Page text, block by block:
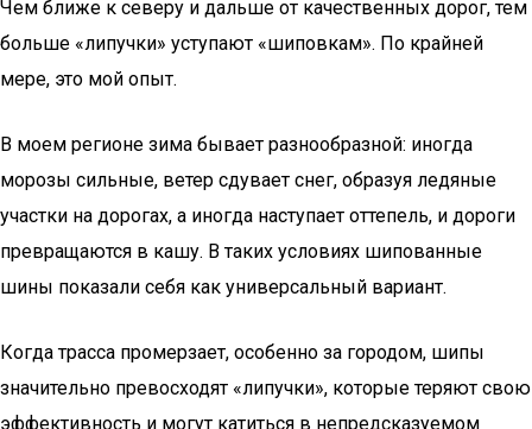
Чем ближе к северу и дальше от качественных дорог, тем
больше «липучки» уступают «шиповкам». По крайней
мере, это мой опыт.
В моем регионе зима бывает разнообразной: иногда
морозы сильные, ветер сдувает снег, образуя ледяные
участки на дорогах, а иногда наступает оттепель, и дороги
превращаются в кашу. В таких условиях шипованные
шины показали себя как универсальный вариант.
Когда трасса промерзает, особенно за городом, шипы
значительно превосходят «липучки», которые теряют свою
эффективность и могут катиться в непредсказуемом